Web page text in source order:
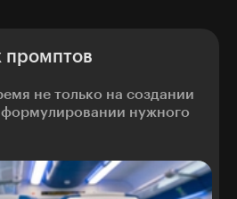
промптов
не только на создании
формулировании нужного